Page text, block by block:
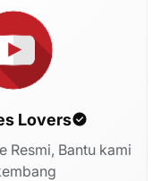
Lovers
Resmi, Bantu kami